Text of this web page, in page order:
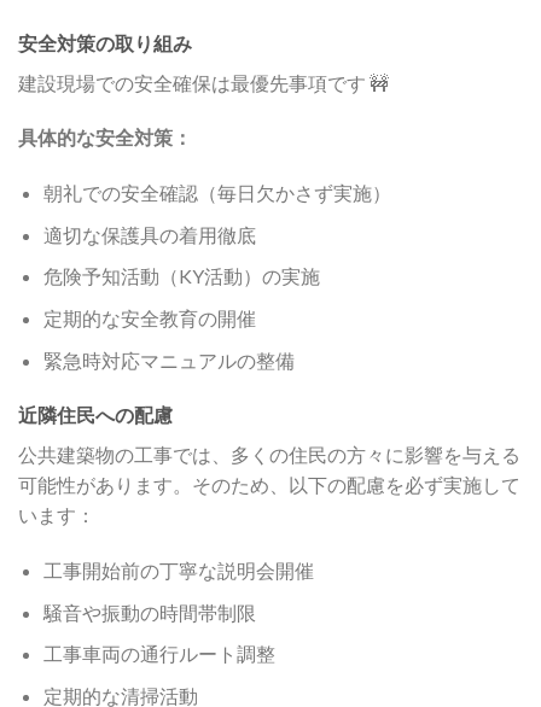
安全対策の取り組み
建設現場での安全確保は最優先事項です 🚧
具体的な安全対策：
朝礼での安全確認（毎日欠かさず実施）
適切な保護具の着用徹底
危険予知活動（KY活動）の実施
定期的な安全教育の開催
緊急時対応マニュアルの整備
近隣住民への配慮
公共建築物の工事では、多くの住民の方々に影響を与える
可能性があります。そのため、以下の配慮を必ず実施して
います：
工事開始前の丁寧な説明会開催
騒音や振動の時間帯制限
工事車両の通行ルート調整
定期的な清掃活動